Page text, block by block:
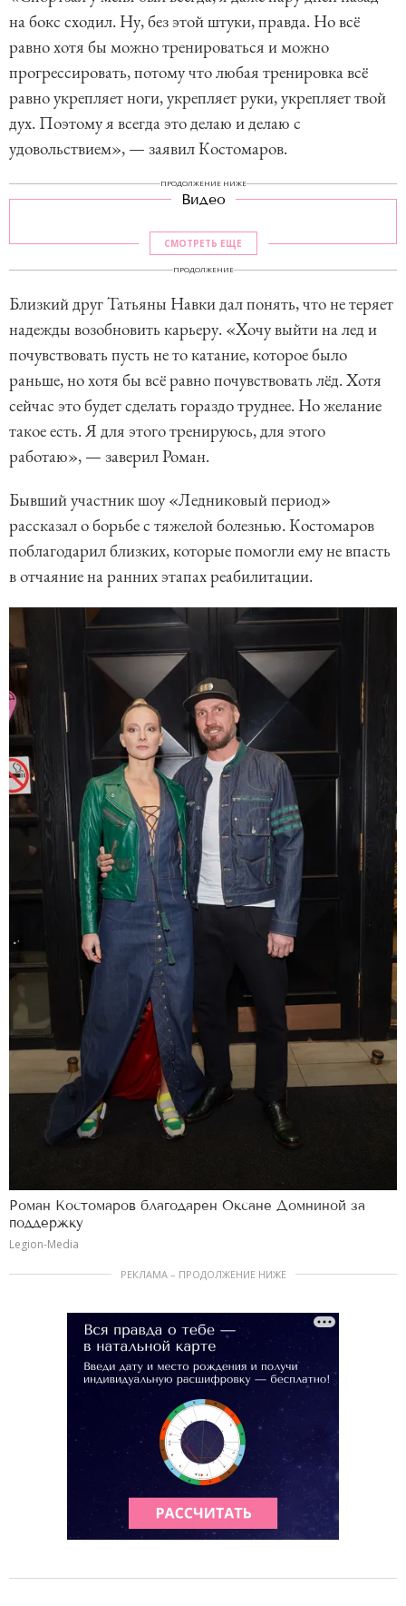
на бокс сходил. Ну, без этой штуки, правда. Но всё
равно хотя бы можно тренироваться и можно
прогрессировать, потому что любая тренировка всё
равно укрепляет ноги, укрепляет руки, укрепляет твой
дух. Поэтому я всегда это делаю и делаю с
удовольствием», — заявил Костомаров.
ПРОДОЛЖЕНИЕ НИЖЕ
Видео
СМОТРЕТЬ ЕЩЕ
ПРОДОЛЖЕНИЕ
Близкий друг Татьяны Навки дал понять, что не теряет
надежды возобновить карьеру. «Хочу выйти на лед и
почувствовать пусть не то катание, которое было
раньше, но хотя бы всё равно почувствовать лёд. Хотя
сейчас это будет сделать гораздо труднее. Но желание
такое есть. Я для этого тренируюсь, для этого
работаю», — заверил Роман.
Бывший участник шоу «Ледниковый период»
рассказал о борьбе с тяжелой болезнью. Костомаров
поблагодарил близких, которые помогли ему не впасть
в отчаяние на ранних этапах реабилитации.
Роман Костомаров благодарен Оксане Домниной за
поддержку
Legion-Media
РЕКЛАМА – ПРОДОЛЖЕНИЕ НИЖЕ